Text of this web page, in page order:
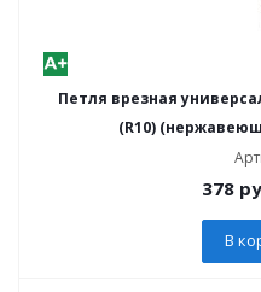
Петля врезная
(R10)
378
В